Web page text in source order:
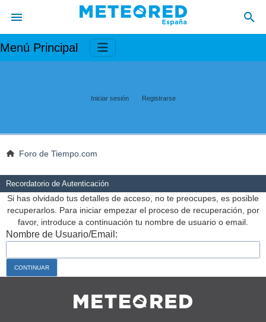
Menú Principal
Iniciar sesión Registrarse
Foro de Tiempo.com
Recordatorio de Autenticación
Si has olvidado tus detalles de acceso, no te preocupes, es posible
recuperarlos. Para iniciar empezar el proceso de recuperación, por
favor, introduce a continuación tu nombre de usuario o email.
Nombre de Usuario/Email: